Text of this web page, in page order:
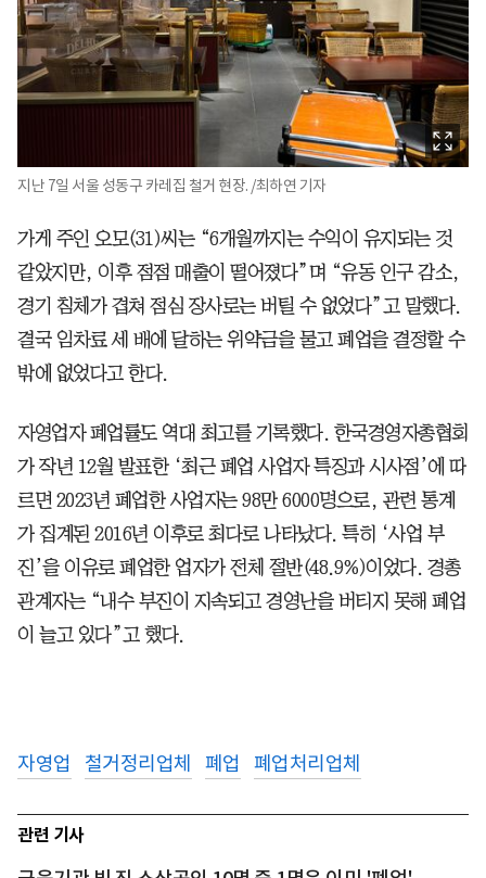
지난 7일 서울 성동구 카레집 철거 현장. /최하연 기자
가게 주인 오모(31)씨는 “6개월까지는 수익이 유지되는 것
같았지만, 이후 점점 매출이 떨어졌다”며 “유동 인구 감소,
경기 침체가 겹쳐 점심 장사로는 버틸 수 없었다”고 말했다.
결국 임차료 세 배에 달하는 위약금을 물고 폐업을 결정할 수
밖에 없었다고 한다.
자영업자 폐업률도 역대 최고를 기록했다. 한국경영자총협회
가 작년 12월 발표한 ‘최근 폐업 사업자 특징과 시사점’에 따
르면 2023년 폐업한 사업자는 98만 6000명으로, 관련 통계
가 집계된 2016년 이후로 최다로 나타났다. 특히 ‘사업 부
진’을 이유로 폐업한 업자가 전체 절반(48.9%)이었다. 경총
관계자는 “내수 부진이 지속되고 경영난을 버티지 못해 폐업
이 늘고 있다”고 했다.
자영업 철거정리업체 폐업 폐업처리업체
관련 기사